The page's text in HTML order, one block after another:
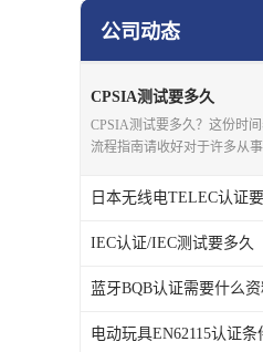
公司动态
CPSIA测试要多久
CPSIA测试要多久？这份时
流程指南请收好对于许多从
日本无线电TELEC认证
IEC认证/IEC测试要多久
蓝牙BQB认证需要什么
电动玩具EN62115认证条